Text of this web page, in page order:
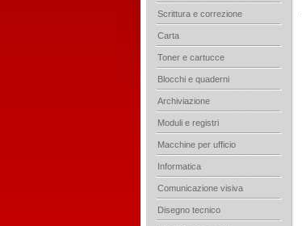
Scrittura e correzione
Carta
Toner e cartucce
Blocchi e quaderni
Archiviazione
Moduli e registri
Macchine per ufficio
Informatica
Comunicazione visiva
Disegno tecnico